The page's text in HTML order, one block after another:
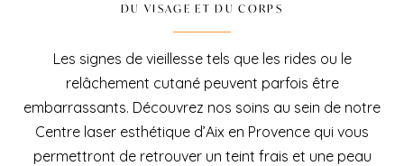
DU VISAGE ET DU CORPS
Les signes de vieillesse tels que les rides ou le
relâchement cutané peuvent parfois être
embarrassants. Découvrez nos soins au sein de notre
Centre laser esthétique d’Aix en Provence qui vous
permettront de retrouver un teint frais et une peau